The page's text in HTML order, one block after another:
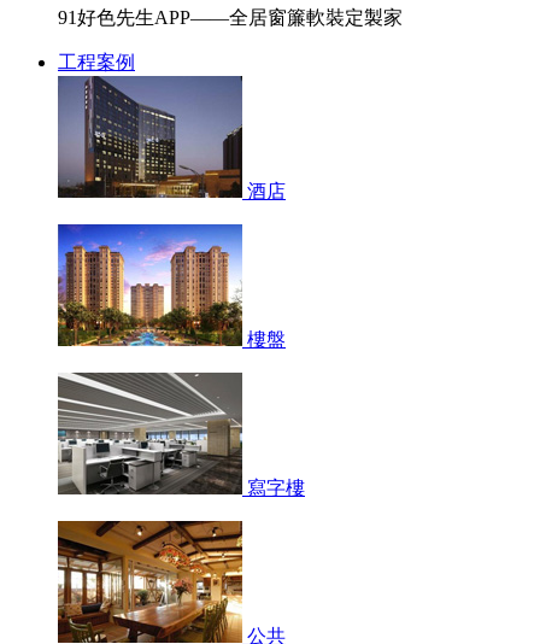
91好色先生APP——全居窗簾軟裝定製家
工程案例
酒店
樓盤
寫字樓
公共